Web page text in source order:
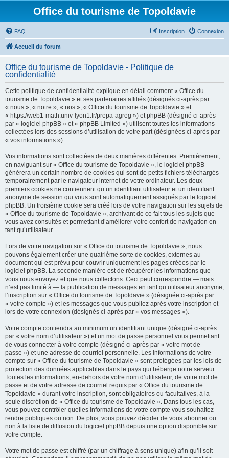
Office du tourisme de Topoldavie
FAQ Connexion
Inscription
Accueil du forum
Office du tourisme de Topoldavie - Politique de
confidentialité
Cette politique de confidentialité explique en détail comment « Office du
tourisme de Topoldavie » et ses partenaires affiliés (désignés ci-après par
« nous », « notre », « nos », « Office du tourisme de Topoldavie » et
« https://web1-math.univ-lyon1.fr/prepa-agreg ») et phpBB (désigné ci-après
par « logiciel phpBB » et « phpBB Limited ») utilisent toutes les informations
collectées lors des sessions d’utilisation de votre part (désignées ci-après par
« vos informations »).
Vos informations sont collectées de deux manières différentes. Premièrement,
en naviguant sur « Office du tourisme de Topoldavie », le logiciel phpBB
génèrera un certain nombre de cookies qui sont de petits fichiers téléchargés
temporairement par le navigateur internet de votre ordinateur. Les deux
premiers cookies ne contiennent qu’un identifiant utilisateur et un identifiant
anonyme de session qui vous sont automatiquement assignés par le logiciel
phpBB. Un troisième cookie sera créé lors de votre navigation sur les sujets de
« Office du tourisme de Topoldavie », archivant de ce fait tous les sujets que
vous avez consultés et permettant d’améliorer votre confort de navigation en
tant qu’utilisateur.
Lors de votre navigation sur « Office du tourisme de Topoldavie », nous
pouvons également créer une quatrième sorte de cookies, externes au
document qui est prévu pour couvrir uniquement les pages créées par le
logiciel phpBB. La seconde manière est de récupérer les informations que
vous nous envoyez et que nous collectons. Ceci peut correspondre — mais
n’est pas limité à — la publication de messages en tant qu’utilisateur anonyme,
l’inscription sur « Office du tourisme de Topoldavie » (désignée ci-après par
« votre compte ») et les messages que vous publiez après votre inscription et
lors de votre connexion (désignés ci-après par « vos messages »).
Votre compte contiendra au minimum un identifiant unique (désigné ci-après
par « votre nom d’utilisateur ») et un mot de passe personnel vous permettant
de vous connecter à votre compte (désigné ci-après par « votre mot de
passe ») et une adresse de courriel personnelle. Les informations de votre
compte sur « Office du tourisme de Topoldavie » sont protégées par les lois de
protection des données applicables dans le pays qui héberge notre serveur.
Toutes les informations, en-dehors de votre nom d’utilisateur, de votre mot de
passe et de votre adresse de courriel requis par « Office du tourisme de
Topoldavie » durant votre inscription, sont obligatoires ou facultatives, à la
seule discrétion de « Office du tourisme de Topoldavie ». Dans tous les cas,
vous pouvez contrôler quelles informations de votre compte vous souhaitez
rendre publiques ou non. De plus, vous pouvez décider de vous abonner ou
non à la liste de diffusion du logiciel phpBB depuis une option disponible sur
votre compte.
Votre mot de passe est chiffré (par un chiffrage à sens unique) afin qu’il soit